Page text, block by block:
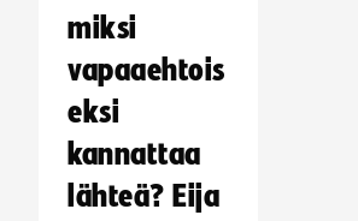
miksi
vapaaehtois
eksi
kannattaa
lähteä? Eija